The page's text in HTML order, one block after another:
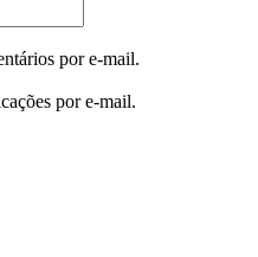
por e-mail.
por e-mail.